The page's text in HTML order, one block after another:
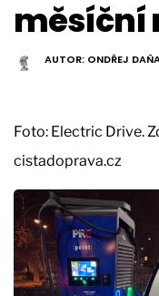
měsíční
AUTOR: ONDŘEJ
Foto: Electric Drive.
cistadoprava.cz